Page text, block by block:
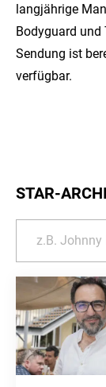
langjährige
Bodyguard und
Sendung ist
verfügbar.
STAR-